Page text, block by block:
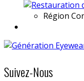
Région
Suivez-Nous